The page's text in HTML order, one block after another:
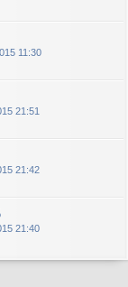
11:30
21:51
21:42
21:40